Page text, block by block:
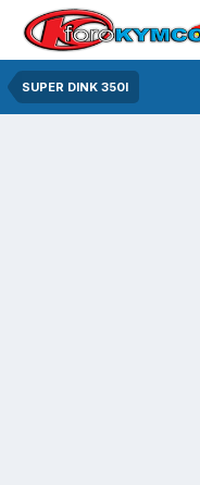
SUPER DINK 350I